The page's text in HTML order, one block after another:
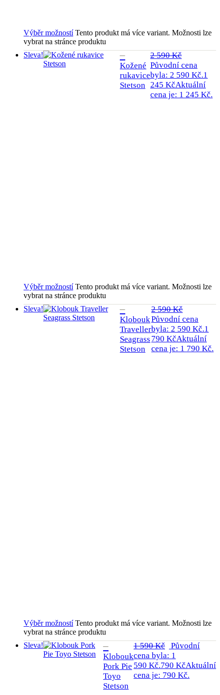
Výběr možností Tento produkt má více variant. Možnosti lze
vybrat na stránce produktu
Sleva!
Kožené
rukavice
Stetson
2 590Kč
Původní cena
byla: 2 590 Kč.1
245 KčAktuální
cena je: 1 245 Kč.
Výběr možností Tento produkt má více variant. Možnosti lze
vybrat na stránce produktu
Sleva!
Klobouk
Traveller
Seagrass
Stetson
2 590Kč
Původní cena
byla: 2 590 Kč.1
790KčAktuální
cena je: 1 790 Kč.
Výběr možností Tento produkt má více variant. Možnosti lze
vybrat na stránce produktu
Sleva!
Klobouk
Pork Pie
Toyo
Stetson
1 590Kč
Původní
cena byla: 1
590 Kč.790 KčAktuální
cena je: 790 Kč.